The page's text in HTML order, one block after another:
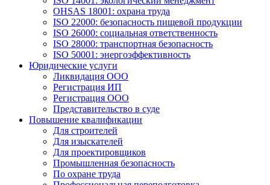
OHSAS 18001: охрана труда
ISO 22000: безопасность пищевой продукции
ISO 26000: социальная ответственность
ISO 28000: транспортная безопасность
ISO 50001: энергоэффективность
Юридические услуги
Ликвидация ООО
Регистрация ИП
Регистрация ООО
Представительство в суде
Повышение квалификации
Для строителей
Для изыскателей
Для проектировщиков
Промышленная безопасность
По охране труда